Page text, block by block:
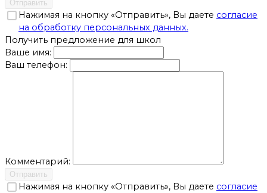
Отправить
Нажимая на кнопку «Отправить», Вы даете согласие
на обработку персональных данных.
Получить предложение для школ
Ваше имя:
Ваш телефон:
Комментарий:
Отправить
Нажимая на кнопку «Отправить», Вы даете согласие